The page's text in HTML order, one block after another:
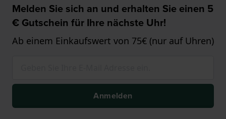
Melden Sie sich an und erhalten Sie einen 5
€ Gutschein für Ihre nächste Uhr!
Ab einem Einkaufswert von 75€ (nur auf Uhren)
Anmelden